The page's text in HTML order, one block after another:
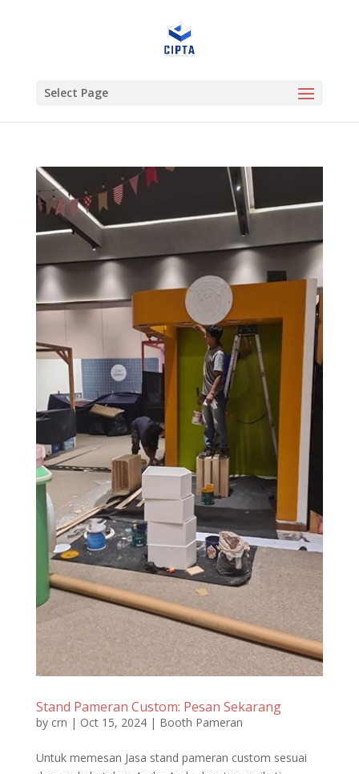
Select Page
Stand Pameran Custom: Pesan Sekarang
by crn | Oct 15, 2024| Booth Pameran
Untuk memesan Jasa stand pameran custom sesuai